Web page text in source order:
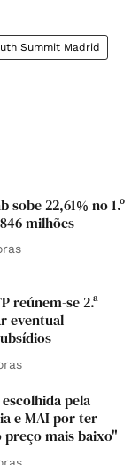
Summit Madrid
sobe 22,61% no 1.º
milhões
reúnem-se 2.ª
eventual
pela
e MAI por ter
preço mais baixo"